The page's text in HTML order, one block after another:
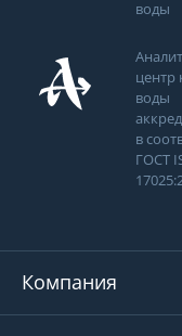
воды
центр
воды
в
ГОСТ
Компания